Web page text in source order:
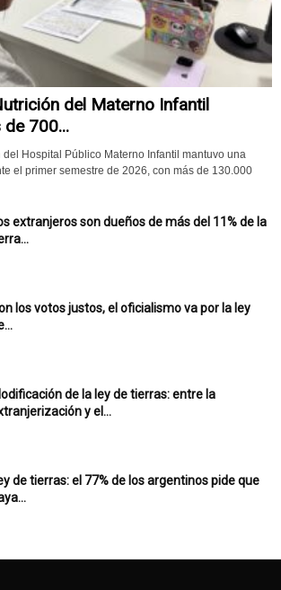
del Materno Infantil
700...
Hospital Público Materno Infantil mantuvo una
el primer semestre de 2026, con más de 130.000
extranjeros son dueños de más del 11% de la
los votos justos, el oficialismo va por la ley
de la ley de tierras: entre la
y el...
de tierras: el 77% de los argentinos pide que